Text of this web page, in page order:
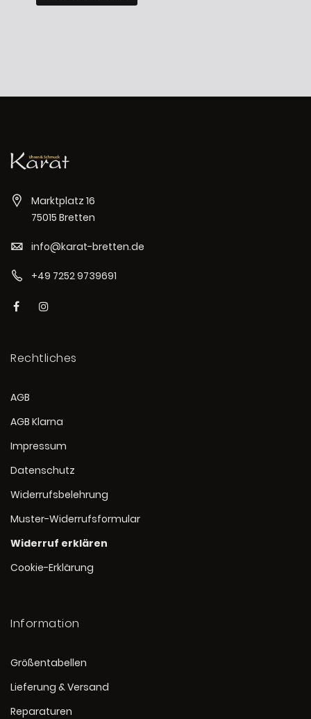
Marktplatz 16
75015 Bretten
info@karat-bretten.de
+49 7252 9739691
Rechtliches
AGB
AGB Klarna
Impressum
Datenschutz
Widerrufsbelehrung
Muster-Widerrufsformular
Widerruf erklären
Cookie-Erklärung
Information
Größentabellen
Lieferung & Versand
Reparaturen